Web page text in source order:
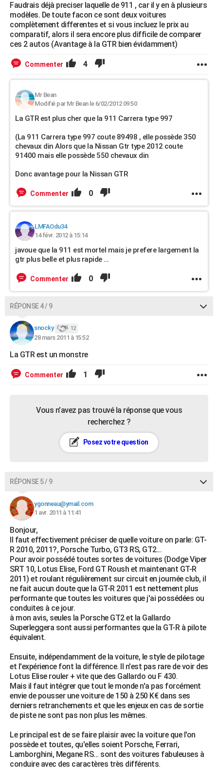
Faudrais déjà preciser laquelle de 911 , car il y en à plusieurs
modèles. De toute facon ce sont deux voitures
complètement differentes et si vous incluez le prix au
comparatif, alors il sera encore plus difficile de comparer
ces 2 autos (Avantage à la GTR bien évidamment)
Commenter 4
Mr Bean
Modifié par Mr Bean le 6/02/2012 09:50
La GTR est plus cher que la 911 Carrera type 997
(La 911 Carrera type 997 coute 89498 , elle possède 350
chevaux din Alors que la Nissan Gtr type 2012 coute
91400 mais elle possède 550 chevaux din
Donc avantage pour la Nissan GTR
Commenter 0
LMFAOdu34
14 févr. 2012 à 15:14
javoue que la 911 est mortel mais je prefere largement la
gtr plus belle et plus rapide ...
Commenter 0
RÉPONSE 4 / 9
snocky 12
28 mars 2011 à 15:52
La GTR est un monstre
Commenter 1
Vous n’avez pas trouvé la réponse que vous
recherchez ?
Posez votre question
RÉPONSE 5 / 9
ygonneau@ymail.com
1 avr. 2011 à 11:41
Bonjour,
Il faut effectivement préciser de quelle voiture on parle: GT-
R 2010, 2011?, Porsche Turbo, GT3 RS, GT2...
Pour avoir possédé toutes sortes de voitures (Dodge Viper
SRT 10, Lotus Elise, Ford GT Roush et maintenant GT-R
2011) et roulant régulièrement sur circuit en journée club, il
ne fait aucun doute que la GT-R 2011 est nettement plus
performante que toutes les voitures que j'ai possédées ou
conduites à ce jour.
à mon avis, seules la Porsche GT2 et la Gallardo
Superleggera sont aussi performantes que la GT-R à pilote
équivalent.
Ensuite, indépendamment de la voiture, le style de pilotage
et l'expérience font la différence. Il n'est pas rare de voir des
Lotus Elise rouler + vite que des Gallardo ou F 430.
Mais il faut intégrer que tout le monde n'a pas forcément
envie de pousser une voiture de 150 à 250 K€ dans ses
derniers retranchements et que les enjeux en cas de sortie
de piste ne sont pas non plus les mêmes.
Le principal est de se faire plaisir avec la voiture que l'on
possède et toutes, qu'elles soient Porsche, Ferrari,
Lamborghini, Megane RS... sont des voitures fabuleuses à
conduire avec des caractères très différents.